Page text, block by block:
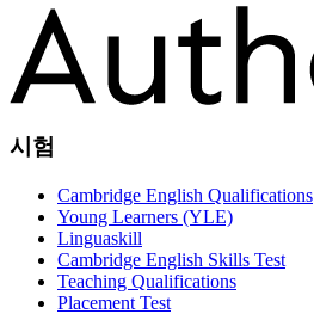
시험
Cambridge English Qualifications
Young Learners (YLE)
Linguaskill
Cambridge English Skills Test
Teaching Qualifications
Placement Test